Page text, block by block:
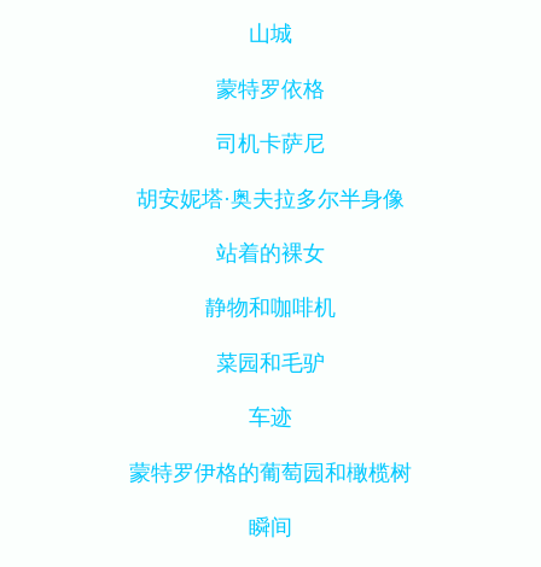
山城
蒙特罗依格
司机卡萨尼
胡安妮塔·奥夫拉多尔半身像
站着的裸女
静物和咖啡机
菜园和毛驴
车迹
蒙特罗伊格的葡萄园和橄榄树
瞬间